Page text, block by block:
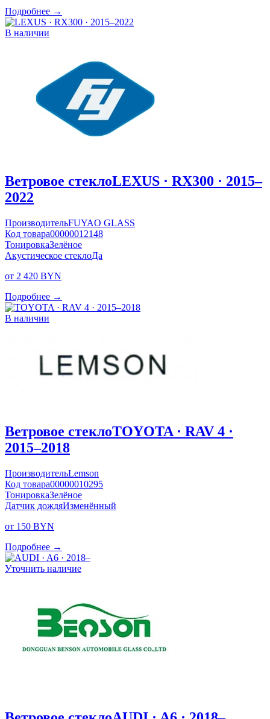
Подробнее →
В наличии
Ветровое стеклоLEXUS · RX300 · 2015–
2022
ПроизводительFUYAO GLASS
Код товара00000012148
ТонировкаЗелёное
Акустическое стеклоДа
от 2 420 BYN
Подробнее →
В наличии
Ветровое стеклоTOYOTA · RAV 4 ·
2015–2018
ПроизводительLemson
Код товара00000010295
ТонировкаЗелёное
Датчик дождяИзменённый
от 150 BYN
Подробнее →
Уточнить наличие